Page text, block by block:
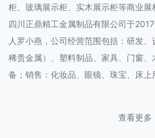
柜、玻璃展示柜、实木展示柜等商业展
四川正鼎精工金属制品有限公司于
人罗小燕，公司经营范围包括：研发
稀贵金属）、塑料制品、家具、门窗
备；销售：化妆品、眼镜、珠宝、床上
查看更多